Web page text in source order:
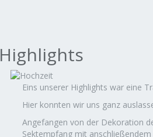
Highlights
Eins unserer Highlights war eine
Hier konnten wir uns ganz
Angefangen von der Dekoration
Sektempfang mit